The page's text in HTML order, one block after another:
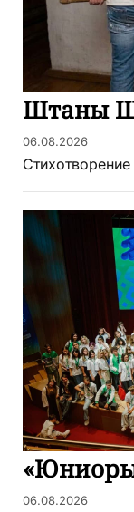
Штаны
06.08.2026
06.08.2026